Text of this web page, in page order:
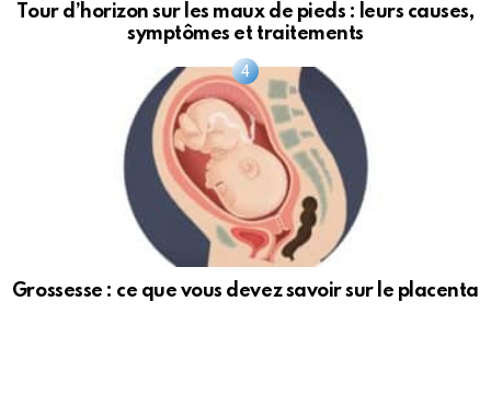
Tour d’horizon sur les maux de pieds : leurs causes,
symptômes et traitements
Grossesse : ce que vous devez savoir sur le placenta